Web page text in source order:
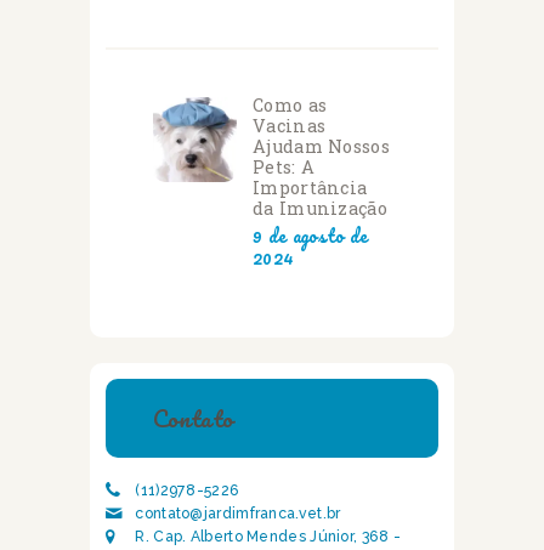
Como as
Vacinas
Ajudam Nossos
Pets: A
Importância
da Imunização
9 de agosto de
2024
Contato
(11)2978-5226
contato@jardimfranca.vet.br
R. Cap. Alberto Mendes Júnior, 368 -